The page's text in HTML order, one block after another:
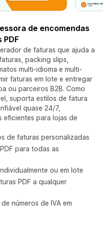
de encomendas
de faturas que ajuda a
packing slips,
multi-idioma e multi-
faturas em lote e entregar
ou parceiros B2B. Como
suporta estilos de fatura
quase 24/7,
para lojas de
de faturas personalizadas
para todas as
ou em lote
PDF a qualquer
números de IVA em